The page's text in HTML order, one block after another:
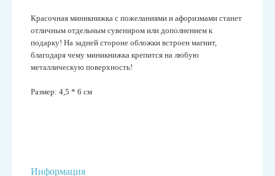
Красочная миникнижка с пожеланиями и афоризмами станет
отличным отдельным сувениром или дополнением к
подарку! На задней стороне обложки встроен магнит,
благодаря чему миникнижка крепится на любую
металлическую поверхность!
Размер: 4,5 * 6 см
Информация